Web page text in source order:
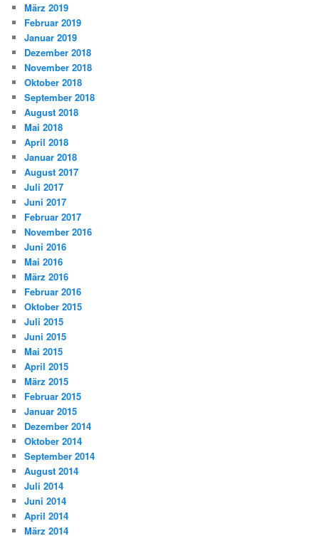
März 2019
Februar 2019
Januar 2019
Dezember 2018
November 2018
Oktober 2018
September 2018
August 2018
Mai 2018
April 2018
Januar 2018
August 2017
Juli 2017
Juni 2017
Februar 2017
November 2016
Juni 2016
Mai 2016
März 2016
Februar 2016
Oktober 2015
Juli 2015
Juni 2015
Mai 2015
April 2015
März 2015
Februar 2015
Januar 2015
Dezember 2014
Oktober 2014
September 2014
August 2014
Juli 2014
Juni 2014
April 2014
März 2014